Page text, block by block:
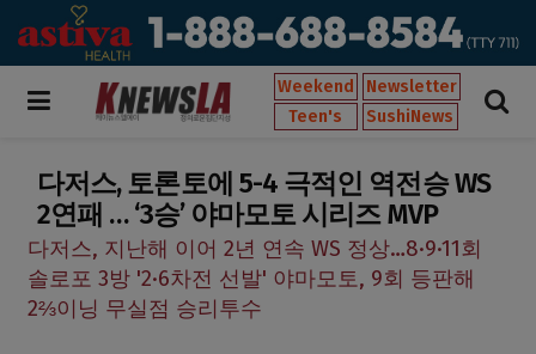
Weekend
Newsletter
Teen's
SushiNews
다저스, 토론토에 5-4 극적인 역전승 WS
2연패 … ‘3승’ 야마모토 시리즈 MVP
다저스, 지난해 이어 2년 연속 WS 정상…8·9·11회
솔로포 3방 '2·6차전 선발' 야마모토, 9회 등판해
2⅔이닝 무실점 승리투수